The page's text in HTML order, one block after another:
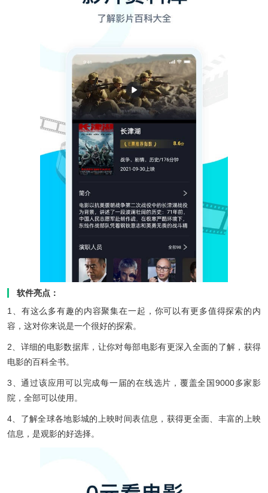
软件亮点：
1、有这么多有趣的内容聚集在一起，你可以有更多值得探索的内
容，这对你来说是一个很好的探索。
2、详细的电影数据库，让你对每部电影有更深入全面的了解，获得
电影的百科全书。
3、通过该应用可以完成每一届的在线选片，覆盖全国9000多家影
院，全部可以使用。
4、了解全球各地影城的上映时间表信息，获得更全面、丰富的上映
信息，是观影的好选择。